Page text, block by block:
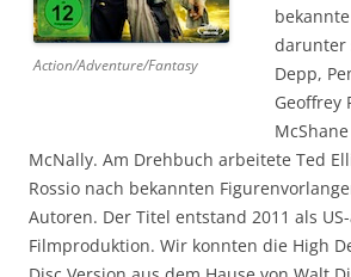
Action/Adventure/Fantasy
darunter
Depp,
Geoffrey
McNally. Am Drehbuch arbeitete Ted
Rossio nach bekannten
Autoren. Der Titel entstand 2011 als
Filmproduktion. Wir konnten die High